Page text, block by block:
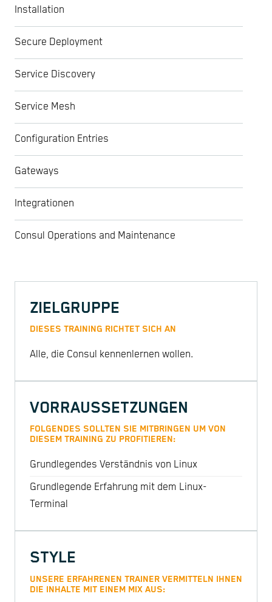
Installation
Secure Deployment
Service Discovery
Service Mesh
Configuration Entries
Gateways
Integrationen
Consul Operations and Maintenance
ZIELGRUPPE
DIESES TRAINING RICHTET SICH AN
Alle, die Consul kennenlernen wollen.
VORRAUSSETZUNGEN
FOLGENDES SOLLTEN SIE MITBRINGEN UM VON
DIESEM TRAINING ZU PROFITIEREN:
Grundlegendes Verständnis von Linux
Grundlegende Erfahrung mit dem Linux-
Terminal
STYLE
UNSERE ERFAHRENEN TRAINER VERMITTELN IHNEN
DIE INHALTE MIT EINEM MIX AUS: